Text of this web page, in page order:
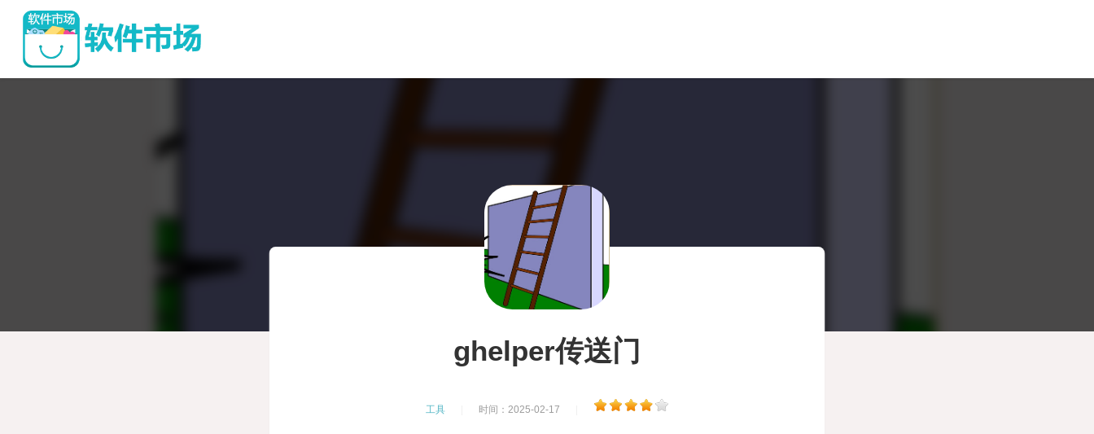
ghelper传送门
工具 时间：2025-02-17